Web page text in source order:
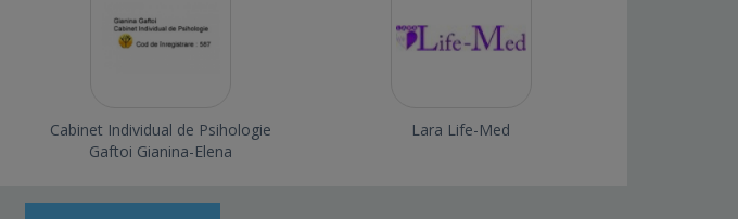
Cabinet Individual de Psihologie
Gaftoi Gianina-Elena
Lara Life-Med